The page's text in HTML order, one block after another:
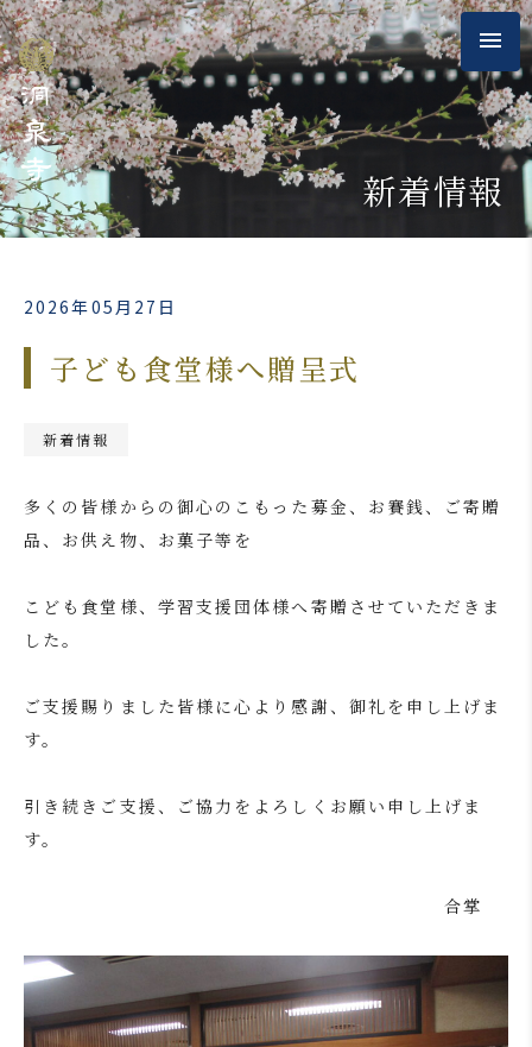
新着情報
2026年05月27日
子ども食堂様へ贈呈式
新着情報
多くの皆様からの御心のこもった募金、お賽銭、ご寄贈
品、お供え物、お菓子等を
こども食堂様、学習支援団体様へ寄贈させていただきま
した。
ご支援賜りました皆様に心より感謝、御礼を申し上げま
す。
引き続きご支援、ご協力をよろしくお願い申し上げま
す。
合掌